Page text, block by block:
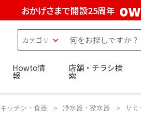
おかげさまで開設25周年
Howto情
報
店舗・チラシ検
索
キッチン・食器 浄水器・整水器 サミ